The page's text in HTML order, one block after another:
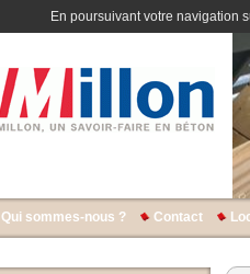
En poursuivant votre navigation
Qui sommes-nous ? Contact